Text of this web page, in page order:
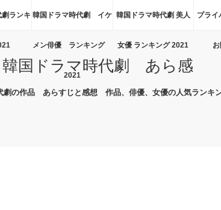
ランキ 韓国ドラマ時代劇 イケ
メン俳優 ランキング
2021
韓国ドラマ時代劇 美人
女優 ランキング 2021
プライ
韓国ドラマ時代劇 あら感
劇の作品 あらすじと感想 作品、俳優、女優の人気ランキ